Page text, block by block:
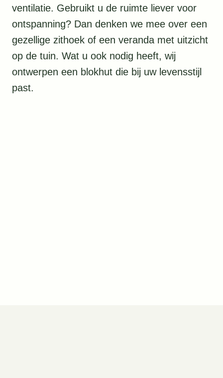
ventilatie. Gebruikt u de ruimte liever voor
ontspanning? Dan denken we mee over een
gezellige zithoek of een veranda met uitzicht
op de tuin. Wat u ook nodig heeft, wij
ontwerpen een blokhut die bij uw levensstijl
past.